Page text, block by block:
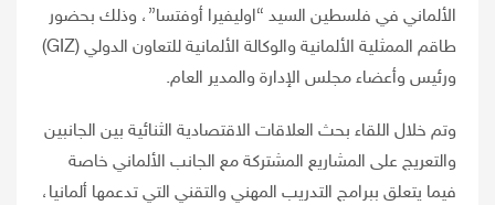
الألماني في فلسطين السيد “اوليفيرا أوفتسا”، وذلك بحضور
طاقم الممثلية الألمانية والوكالة الألمانية للتعاون الدولي (GIZ)
ورئيس وأعضاء مجلس الإدارة والمدير العام.
وتم خلال اللقاء بحث العلاقات الاقتصادية الثنائية بين الجانبين
والتعريج على المشاريع المشتركة مع الجانب الألماني خاصة
فيما يتعلق ببرامج التدريب المهني والتقني التي تدعمها ألمانيا،